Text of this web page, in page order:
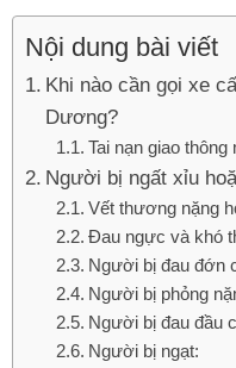
Nội dung bài viết
Khi nào cần gọi xe
Dương?
Tai nạn giao thông
Người bị ngất xỉu
Vết thương nặng
Đau ngực và khó
Người bị đau đớn
Người bị phỏng
Người bị đau đầu
Người bị ngạt: